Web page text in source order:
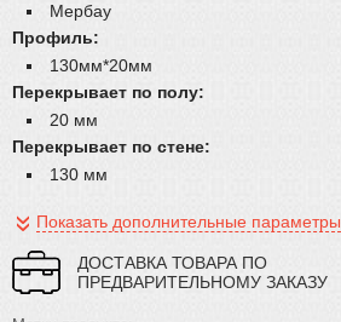
Мербау
Профиль:
130мм*20мм
Перекрывает по полу:
20 мм
Перекрывает по стене:
130 мм
Показать дополнительные параметры
ДОСТАВКА ТОВАРА ПО
ПРЕДВАРИТЕЛЬНОМУ ЗАКАЗУ